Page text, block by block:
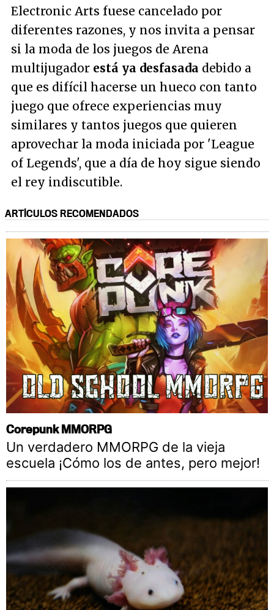
Electronic Arts fuese cancelado por
diferentes razones, y nos invita a pensar
si la moda de los juegos de Arena
multijugador está ya desfasada debido a
que es difícil hacerse un hueco con tanto
juego que ofrece experiencias muy
similares y tantos juegos que quieren
aprovechar la moda iniciada por 'League
of Legends', que a día de hoy sigue siendo
el rey indiscutible.
ARTÍCULOS RECOMENDADOS
Corepunk MMORPG
Un verdadero MMORPG de la vieja
escuela ¡Cómo los de antes, pero mejor!